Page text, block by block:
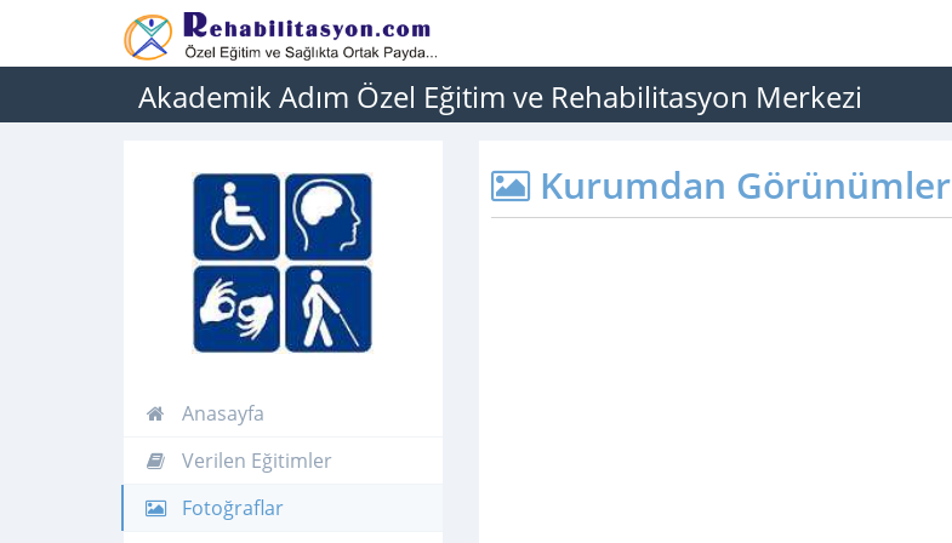
Akademik Adım Özel Eğitim ve Rehabilitasyon Merkezi
Anasayfa
Verilen Eğitimler
Fotoğraflar
Kurumdan Görünümler